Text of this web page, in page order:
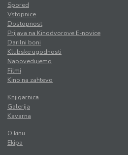
Spored
Vstopnice
Dostopnost
Prijava na Kinodvorove E-novice
Darilni boni
Klubske ugodnosti
Napovedujemo
Filmi
Kino na zahtevo
Knjigarnica
Galerija
Kavarna
O kinu
Ekipa